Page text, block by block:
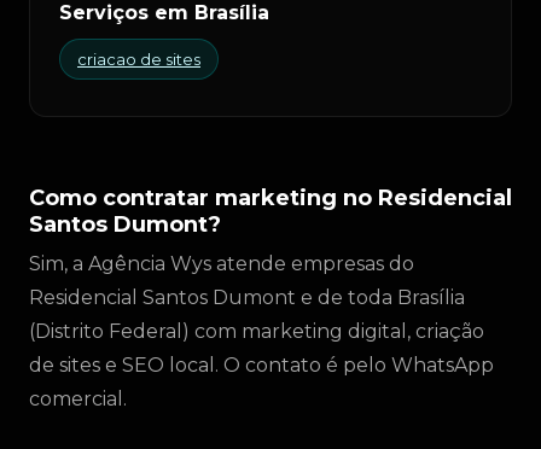
Serviços em Brasília
criacao de sites
Como contratar marketing no Residencial
Santos Dumont?
Sim, a Agência Wys atende empresas do
Residencial Santos Dumont e de toda Brasília
(Distrito Federal) com marketing digital, criação
de sites e SEO local. O contato é pelo WhatsApp
comercial.